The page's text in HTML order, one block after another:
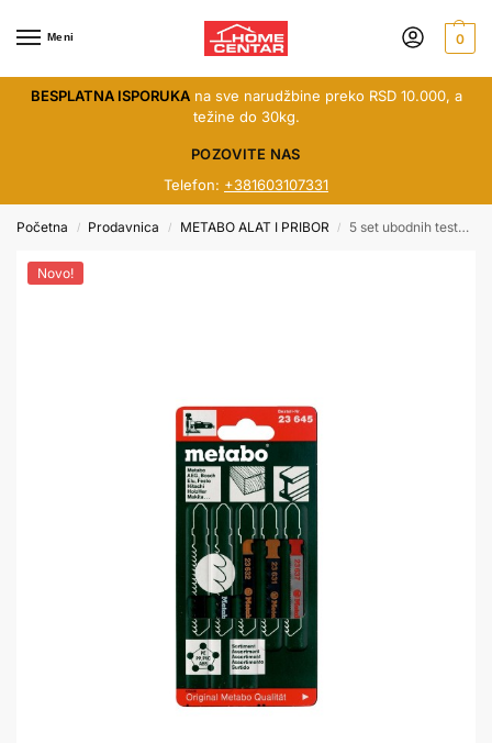
Meni 0
BESPLATNA ISPORUKAna sve narudžbine preko RSD 10.000, a
težine do 30kg.
POZOVITE NAS
Telefon: +381603107331
Početna / Prodavnica / METABO ALAT I PRIBOR / 5 set ubodnih testerica
Novo!